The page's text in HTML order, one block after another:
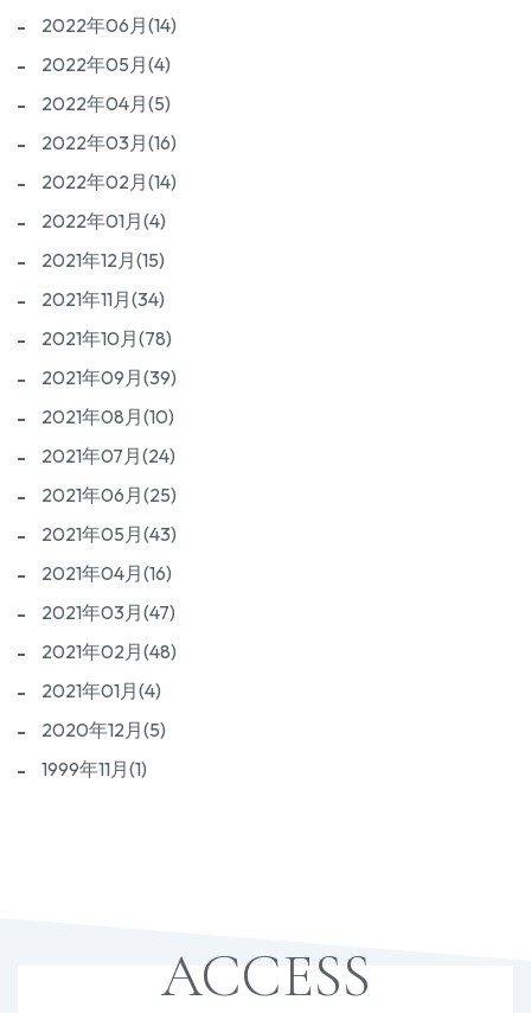
2022年06月(14)
2022年05月(4)
2022年04月(5)
2022年03月(16)
2022年02月(14)
2022年01月(4)
2021年12月(15)
2021年11月(34)
2021年10月(78)
2021年09月(39)
2021年08月(10)
2021年07月(24)
2021年06月(25)
2021年05月(43)
2021年04月(16)
2021年03月(47)
2021年02月(48)
2021年01月(4)
2020年12月(5)
1999年11月(1)
ACCESS